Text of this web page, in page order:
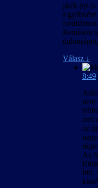
játékot
közben.
játék (ez
Egyébként
Remélem
Válasz ↓
8:49
nem
ami
az
Az
írni.